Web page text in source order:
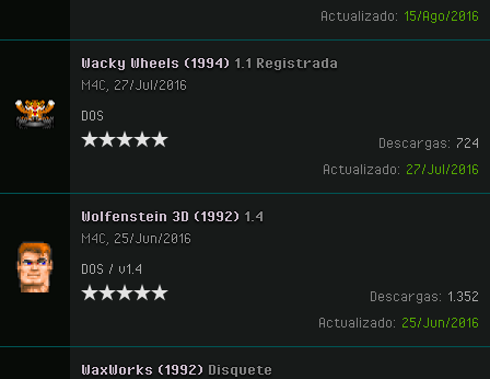
Actualizado: 15/Ago/2016
Wacky Wheels (1994) 1.1 Registrada
M4C 27/Jul/2016
DOS
Descargas: 724
Actualizado: 27/Jul/2016
Wolfenstein 3D (1992) 1.4
M4C 25/Jun/2016
DOS / v1.4
Descargas: 1.352
Actualizado: 25/Jun/2016
WaxWorks (1992) Disquete